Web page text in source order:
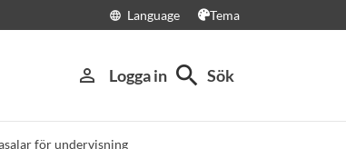
language Language Tema
person_outline Logga in search Sök
för undervisning